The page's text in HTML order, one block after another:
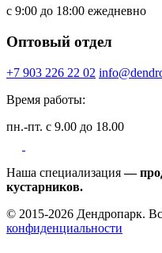
с 9:00 до 18:00 ежедневно
Оптовый отдел
+7 903 226 22 02
Время работы:
пн.-пт. с 9.00 до 18.00
Наша специализация—
кустарников.
© 2015-2026 Дендропарк.
конфиденциальности